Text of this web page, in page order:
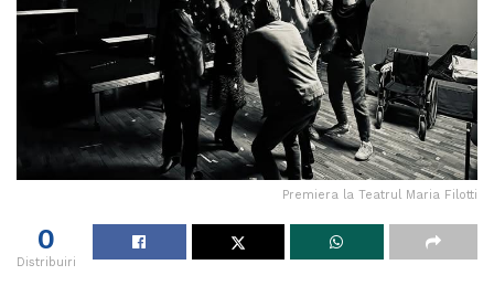
Premiera la Teatrul Maria Filotti
0
Distribuiri